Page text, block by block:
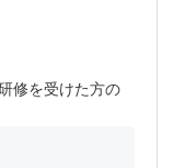
修を受けた方の